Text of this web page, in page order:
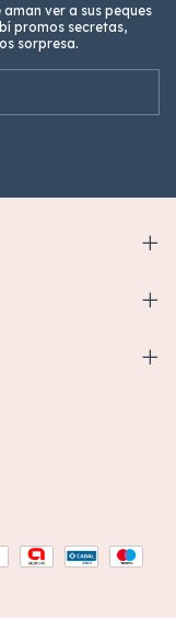
ver a sus peques
promos secretas,
sorpresa.